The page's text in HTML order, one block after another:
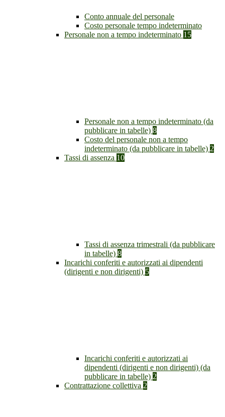
Conto annuale del personale
Costo personale tempo indeterminato
Personale non a tempo indeterminato 15
Personale non a tempo indeterminato (da
pubblicare in tabelle) 8
Costo del personale non a tempo
indeterminato (da pubblicare in tabelle) 2
Tassi di assenza 10
Tassi di assenza trimestrali (da pubblicare
in tabelle) 8
Incarichi conferiti e autorizzati ai dipendenti
(dirigenti e non dirigenti) 5
Incarichi conferiti e autorizzati ai
dipendenti (dirigenti e non dirigenti) (da
pubblicare in tabelle) 2
Contrattazione collettiva 2